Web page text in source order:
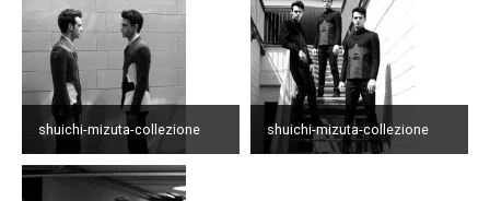
shuichi-mizuta-collezione shuichi-mizuta-collezione